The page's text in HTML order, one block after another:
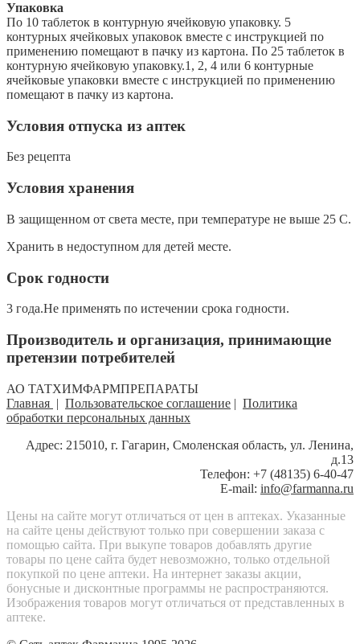
Упаковка
По 10 таблеток в контурную ячейковую упаковку. 5
контурных ячейковых упаковок вместе с инструкцией по
применению помещают в пачку из картона. По 25 таблеток в
контурную ячейковую упаковку.1, 2, 4 или 6 контурные
ячейковые упаковки вместе с инструкцией по применению
помещают в пачку из картона.
Условия отпуска из аптек
Без рецепта
Условия хранения
В защищенном от света месте, при температуре не выше 25 С.
Хранить в недоступном для детей месте.
Срок годности
3 года.Не применять по истечении срока годности.
Производитель и организация, принимающие
претензии потребителей
АО ТАТХИМФАРМПРЕПАРАТЫ
Главная | Пользовательское соглашение | Политика
обработки персональных данных
Адрес: 215010, г. Гагарин, Смоленская область, ул. Ленина,
д.13
Телефон: +7 (48135) 6-40-47
E-mail: info@farmanna.ru
Цены на сайте могут отличаться от цен в аптеках. Указанные
на сайте цены действуют только при совершении заказа с
помощью сайта. При выкупе товаров добавлять другие
товары по цене сайта будет невозможно, только отдельной
покупкой по цене аптеки. На интернет заказы акции,
бонусные и дисконтные программы не распространяются.
Изображения товаров могут отличаться от представленных в
аптеке.